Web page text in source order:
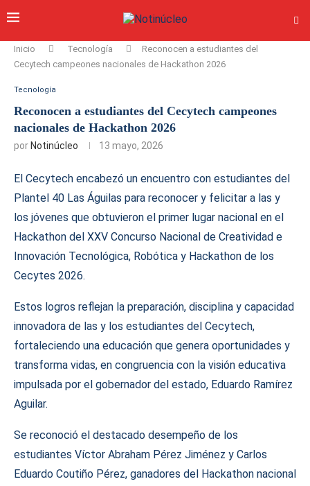
Inicio Tecnología
Reconocen a estudiantes del
Cecytech campeones nacionales de Hackathon 2026
Tecnología
Reconocen a estudiantes del Cecytech campeones
nacionales de Hackathon 2026
por Notinúcleo 13 mayo, 2026
El Cecytech encabezó un encuentro con estudiantes del
Plantel 40 Las Águilas para reconocer y felicitar a las y
los jóvenes que obtuvieron el primer lugar nacional en el
Hackathon del XXV Concurso Nacional de Creatividad e
Innovación Tecnológica, Robótica y Hackathon de los
Cecytes 2026.
Estos logros reflejan la preparación, disciplina y capacidad
innovadora de las y los estudiantes del Cecytech,
fortaleciendo una educación que genera oportunidades y
transforma vidas, en congruencia con la visión educativa
impulsada por el gobernador del estado, Eduardo Ramírez
Aguilar.
Se reconoció el destacado desempeño de los
estudiantes Víctor Abraham Pérez Jiménez y Carlos
Eduardo Coutiño Pérez, ganadores del Hackathon nacional